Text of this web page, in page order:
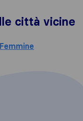
città vicine